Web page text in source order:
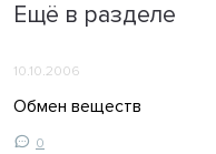
Ещё в разделе
10.10.2006
Обмен веществ
0